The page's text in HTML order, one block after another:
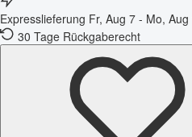
Expresslieferung Fr, Aug 7 - Mo, Aug
30 Tage Rückgaberecht